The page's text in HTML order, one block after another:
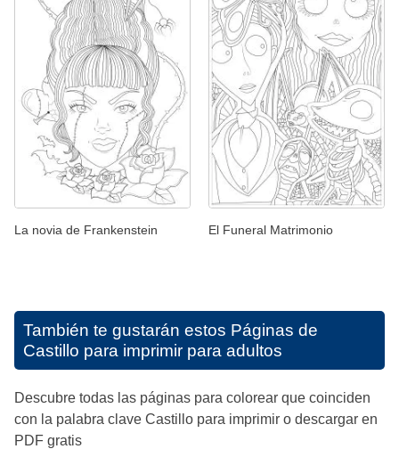
La novia de Frankenstein El Funeral Matrimonio
También te gustarán estos Páginas de
Castillo para imprimir para adultos
Descubre todas las páginas para colorear que coinciden
con la palabra clave Castillo para imprimir o descargar en
PDF gratis